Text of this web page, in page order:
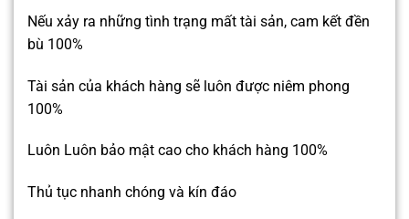
Nếu xảy ra những tình trạng mất tài sản, cam kết đền
bù 100%
Tài sản của khách hàng sẽ luôn được niêm phong
100%
Luôn Luôn bảo mật cao cho khách hàng 100%
Thủ tục nhanh chóng và kín đáo